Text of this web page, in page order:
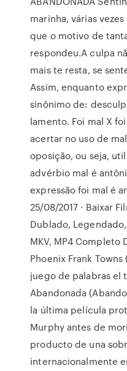
marinha, várias
que o motivo de
respondeu.A culpa
mais te resta, se
Assim, enquanto
sinônimo de:
lamento. Foi mal X
acertar no uso de
oposição, ou seja,
advérbio mal é
expressão foi mal é
25/08/2017 · Baixar
Dublado,
MKV, MP4 Completo
Phoenix Frank
juego de palabras el
Abandonada
la última película
Murphy antes de
producto de una
internacionalmente